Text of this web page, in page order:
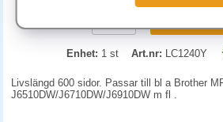
Enhet: 1 st Art.nr: LC1240Y
Livslängd 600 sidor. Passar till bl a Brother
J6510DW/J6710DW/J6910DW m fl .